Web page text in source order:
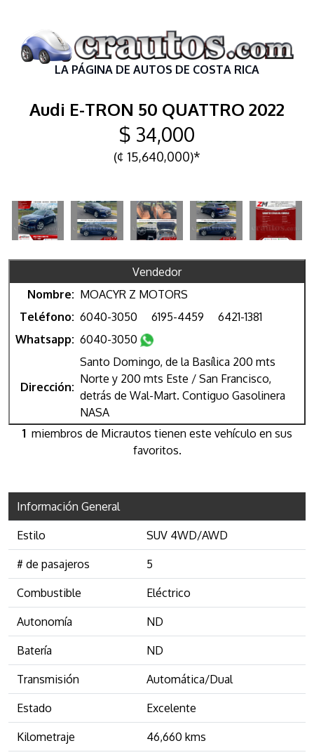
LA PÁGINA DE AUTOS DE COSTA RICA
Audi E-TRON 50 QUATTRO 2022
$ 34,000
(¢ 15,640,000)*
Vendedor
Nombre: MOACYR Z MOTORS
Teléfono: 6040-3050 6195-4459
6421-1381
Whatsapp: 6040-3050
Dirección:
Santo Domingo, de la Basílica 200 mts
Norte y 200 mts Este / San Francisco,
detrás de Wal-Mart. Contiguo Gasolinera
NASA
1 miembros de Micrautos tienen este vehículo en sus
favoritos.
Información General
Estilo SUV 4WD/AWD
# de pasajeros 5
Combustible Eléctrico
Autonomía ND
Batería ND
Transmisión Automática/Dual
Estado Excelente
Kilometraje 46,660 kms